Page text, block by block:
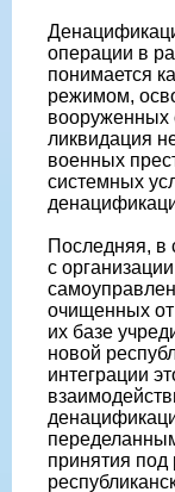
операции в
понимается
режимом,
вооруженных
ликвидация
военных
системных
Последняя, в
с
очищенных от
их базе
новой
интеграции
принятия под